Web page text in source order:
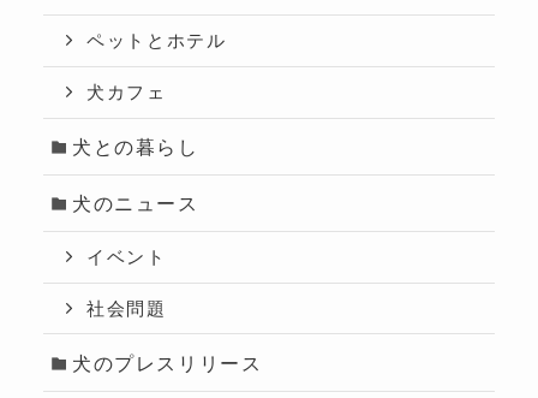
ペットとホテル
犬カフェ
犬との暮らし
犬のニュース
イベント
社会問題
犬のプレスリリース